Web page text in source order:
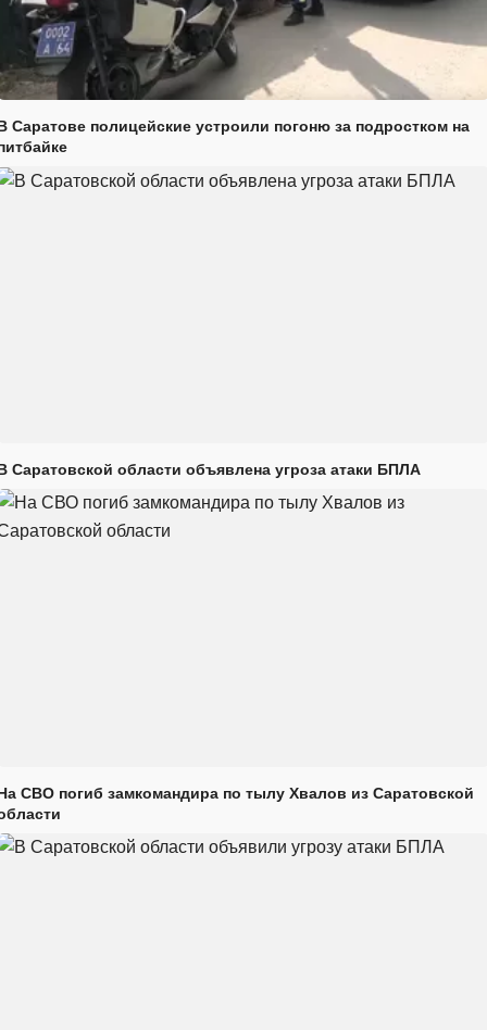
Саратове полицейские устроили погоню за подростком на
Саратовской области объявлена угроза атаки БПЛА
СВО погиб замкомандира по тылу Хвалов из Саратовской